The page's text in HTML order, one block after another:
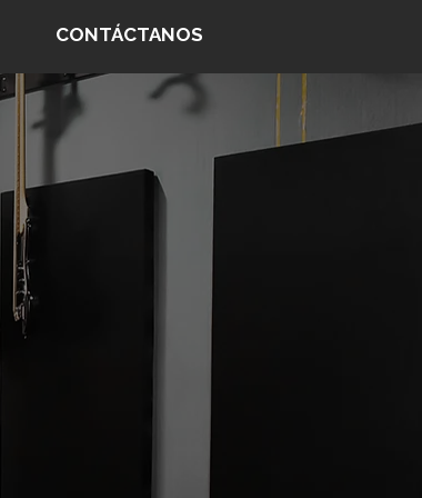
CONTÁCTANOS